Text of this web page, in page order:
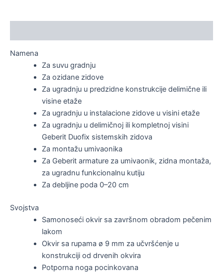
Namena
Za suvu gradnju
Za ozidane zidove
Za ugradnju u predzidne konstrukcije delimične ili
visine etaže
Za ugradnju u instalacione zidove u visini etaže
Za ugradnju u delimičnoj ili kompletnoj visini
Geberit Duofix sistemskih zidova
Za montažu umivaonika
Za Geberit armature za umivaonik, zidna montaža,
za ugradnu funkcionalnu kutiju
Za debljine poda 0–20 cm
Svojstva
Samonoseći okvir sa završnom obradom pečenim
lakom
Okvir sa rupama ø 9 mm za učvršćenje u
konstrukciji od drvenih okvira
Potporna noga pocinkovana